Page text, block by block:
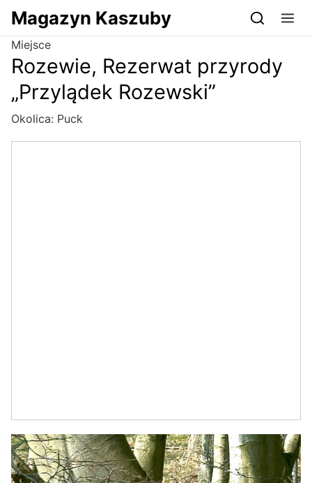
Przejdź do serwisu magazynkaszuby.pl
Magazyn Kaszuby
Miejsce
Rozewie, Rezerwat przyrody
„Przylądek Rozewski”
Okolica: Puck